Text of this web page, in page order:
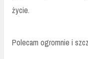
życie.
Polecam ogromnie i